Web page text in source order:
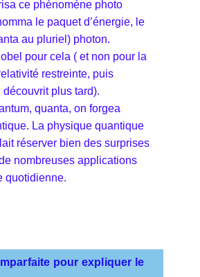
ce phénomène photo
le paquet d’énergie, le
au pluriel) photon.
pour cela ( et non pour la
restreinte, puis
découvrit plus tard).
quanta, on forgea
La physique quantique
réserver bien des surprises
nombreuses applications
quotidienne.
pour expliquer le